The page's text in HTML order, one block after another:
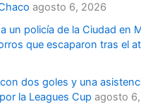
agosto 6, 2026
un policía de la Ciudad en
que escaparon tras el
dos goles y una
la Leagues Cup agosto